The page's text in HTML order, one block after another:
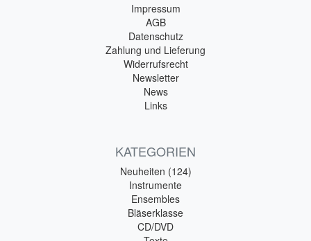
Impressum
AGB
Datenschutz
Zahlung und Lieferung
Widerrufsrecht
Newsletter
News
Links
KATEGORIEN
Neuheiten (124)
Instrumente
Ensembles
Bläserklasse
CD/DVD